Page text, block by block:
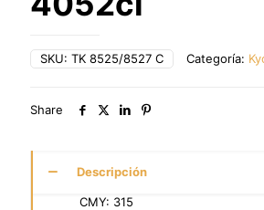
SKU: TK 8525/8527 C Categoría:
Share
Descripción
CMY: 315